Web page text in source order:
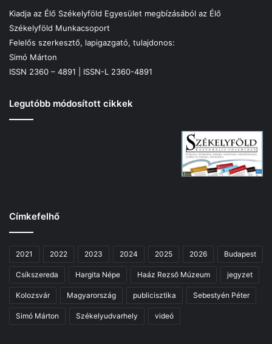
Kiadja az Élő Székelyföld Egyesület megbízásából az Élő
Székelyföld Munkacsoport
Felelős szerkesztő, lapigazgató, tulajdonos:
Simó Márton
ISSN 2360 – 4891 | ISSN-L 2360-4891
Legutóbb módosított cikkek
Címkefelhő
2021 2022 2023 2024 2025 2026 Budapest
Csíkszereda Hargita Népe Haáz Rezső Múzeum jegyzet
Kolozsvár Magyarország publicisztika Sebestyén Péter
Simó Márton Székelyudvarhely videó